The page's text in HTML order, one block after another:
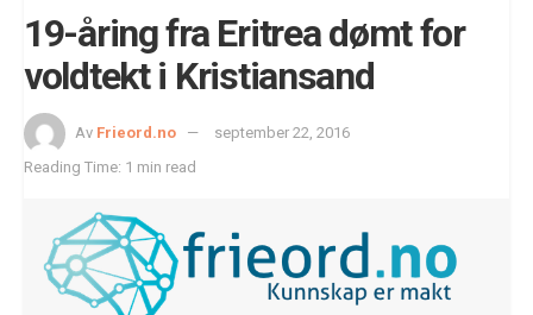
19-åring fra Eritrea dømt for
voldtekt i Kristiansand
Av Frieord.no
september 22, 2016
Reading Time: 1 min read